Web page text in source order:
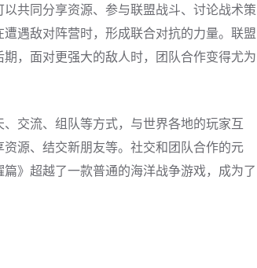
共同分享资源、参与联盟战斗、讨论战术策
遇敌对阵营时，形成联合对抗的力量。联盟
，面对更强大的敌人时，团队合作变得尤为
交流、组队等方式，与世界各地的玩家互
源、结交新朋友等。社交和团队合作的元
》超越了一款普通的海洋战争游戏，成为了